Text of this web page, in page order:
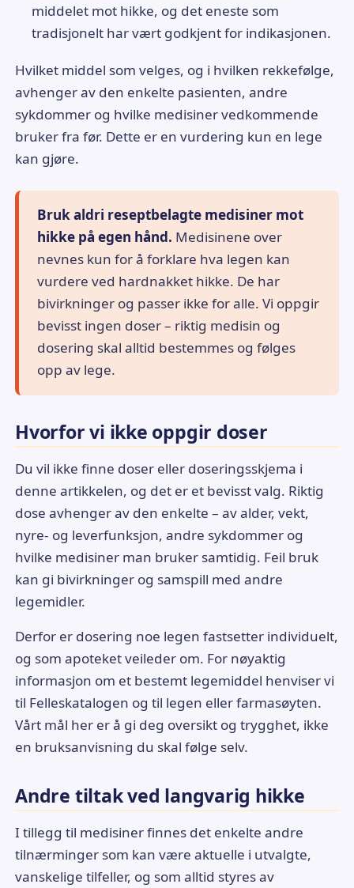
middelet mot hikke, og det eneste som
tradisjonelt har vært godkjent for indikasjonen.
Hvilket middel som velges, og i hvilken rekkefølge,
avhenger av den enkelte pasienten, andre
sykdommer og hvilke medisiner vedkommende
bruker fra før. Dette er en vurdering kun en lege
kan gjøre.
Bruk aldri reseptbelagte medisiner mot
hikke på egen hånd. Medisinene over
nevnes kun for å forklare hva legen kan
vurdere ved hardnakket hikke. De har
bivirkninger og passer ikke for alle. Vi oppgir
bevisst ingen doser – riktig medisin og
dosering skal alltid bestemmes og følges
opp av lege.
Hvorfor vi ikke oppgir doser
Du vil ikke finne doser eller doseringsskjema i
denne artikkelen, og det er et bevisst valg. Riktig
dose avhenger av den enkelte – av alder, vekt,
nyre- og leverfunksjon, andre sykdommer og
hvilke medisiner man bruker samtidig. Feil bruk
kan gi bivirkninger og samspill med andre
legemidler.
Derfor er dosering noe legen fastsetter individuelt,
og som apoteket veileder om. For nøyaktig
informasjon om et bestemt legemiddel henviser vi
til Felleskatalogen og til legen eller farmasøyten.
Vårt mål her er å gi deg oversikt og trygghet, ikke
en bruksanvisning du skal følge selv.
Andre tiltak ved langvarig hikke
I tillegg til medisiner finnes det enkelte andre
tilnærminger som kan være aktuelle i utvalgte,
vanskelige tilfeller, og som alltid styres av